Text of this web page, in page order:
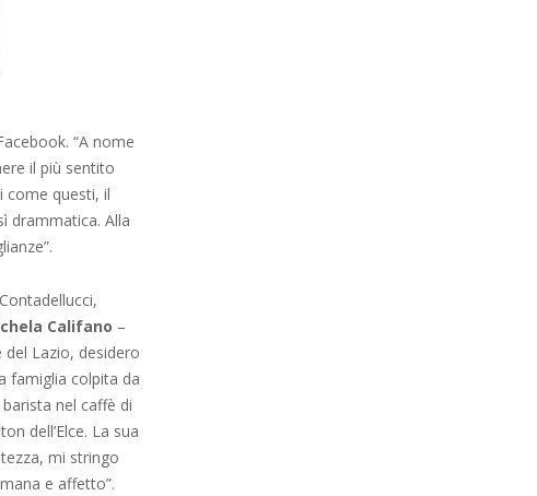
“A nome
il più sentito
come questi, il
drammatica. Alla
Califano –
Lazio, desidero
famiglia colpita da
nel caffè di
dell’Elce. La sua
mi stringo
e affetto”.